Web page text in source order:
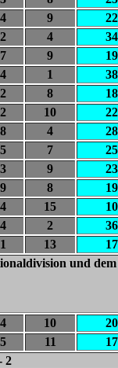
4 9 22
2 4 34
7 9 19
4 1 38
2 8 18
2 10 22
8 4 28
5 7 25
3 9 23
9 8 19
4 15 10
4 2 36
1 13 17
und
4 10 20
5 11 17
2